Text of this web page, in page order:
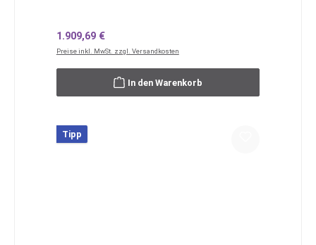
Regulärer Preis:
1.909,69 €
Preise inkl. MwSt. zzgl. Versandkosten
In den Warenkorb
Tipp